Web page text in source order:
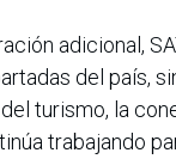
adicional,
del país,
turismo, la
trabajando